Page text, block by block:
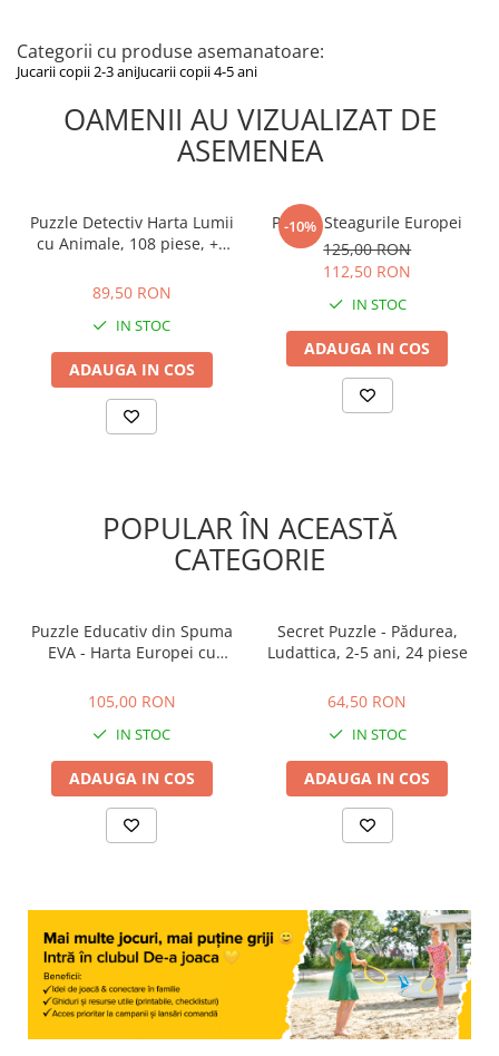
Categorii cu produse asemanatoare:
Jucarii copii 2-3 aniJucarii copii 4-5 ani
OAMENII AU VIZUALIZAT DE
ASEMENEA
Puzzle Detectiv Harta Lumii
cu Animale, 108 piese, +5
89,50 RON
IN STOC
ADAUGA IN COS
-10%
Puzzle Steagurile Europei
125,00 RON
112,50 RON
IN STOC
ADAUGA IN COS
POPULAR ÎN ACEASTĂ
CATEGORIE
Puzzle Educativ din Spuma
EVA - Harta Europei cu
Imagimake, 5 ani+
105,00 RON
IN STOC
ADAUGA IN COS
Secret Puzzle - Pădurea,
Ludattica, 2-5 ani, 24 piese
64,50 RON
IN STOC
ADAUGA IN COS